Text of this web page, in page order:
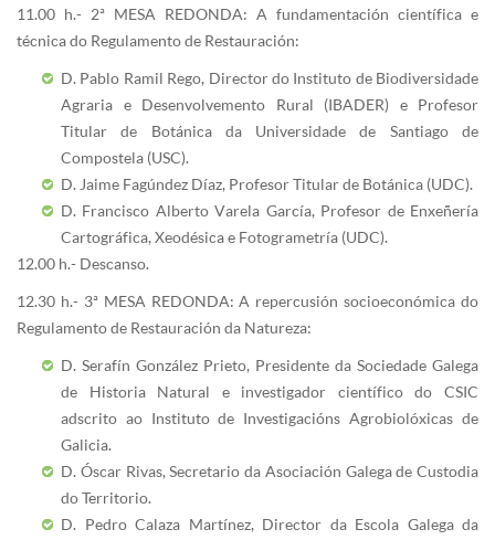
11.00 h.- 2ª MESA REDONDA: A fundamentación científica e
técnica do Regulamento de Restauración:
D. Pablo Ramil Rego, Director do Instituto de Biodiversidade
Agraria e Desenvolvemento Rural (IBADER) e Profesor
Titular de Botánica da Universidade de Santiago de
Compostela (USC).
D. Jaime Fagúndez Díaz, Profesor Titular de Botánica (UDC).
D. Francisco Alberto Varela García, Profesor de Enxeñería
Cartográfica, Xeodésica e Fotogrametría (UDC).
12.00 h.- Descanso.
12.30 h.- 3ª MESA REDONDA: A repercusión socioeconómica do
Regulamento de Restauración da Natureza:
D. Serafín González Prieto, Presidente da Sociedade Galega
de Historia Natural e investigador científico do CSIC
adscrito ao Instituto de Investigacións Agrobiolóxicas de
Galicia.
D. Óscar Rivas, Secretario da Asociación Galega de Custodia
do Territorio.
D. Pedro Calaza Martínez, Director da Escola Galega da